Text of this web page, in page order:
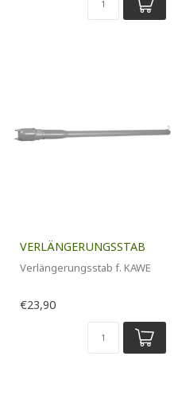
VERLÄNGERUNGSSTAB
Verlängerungsstab f. KAWE
€23,90